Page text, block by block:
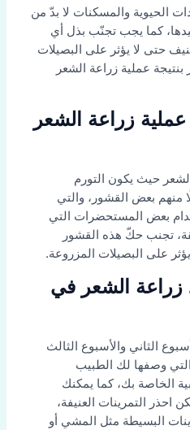
الحيوية والمسكنات لا بدّ من
كما يجب تجنّب بذل أي
حتى لا يؤثر على البصيلات
عملية زراعة الشعر
عملية زراعة الشعر
حيث يكون التورم
منهم بعض القشور، والتي
بعض المستحضرات التي
تجنب حكّ هذه القشور
على البصيلات المزروعة.
زراعة الشعر في
الثاني والأسبوع الثالث
وصفها لك الطبيب
الخاصة بك، كما يمكنك
احذر التمرينات العنيفة،
البسيطة مثل المشي أو